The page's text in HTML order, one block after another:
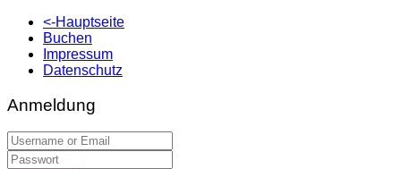
<-Hauptseite
Buchen
Impressum
Datenschutz
Anmeldung